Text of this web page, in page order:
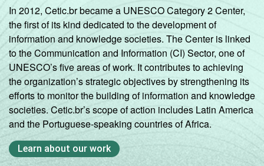
In 2012, Cetic.br became a UNESCO Category 2 Center,
the first of its kind dedicated to the development of
information and knowledge societies. The Center is linked
to the Communication and Information (CI) Sector, one of
UNESCO’s five areas of work. It contributes to achieving
the organization’s strategic objectives by strengthening its
efforts to monitor the building of information and knowledge
societies. Cetic.br’s scope of action includes Latin America
and the Portuguese-speaking countries of Africa.
Learn about our work